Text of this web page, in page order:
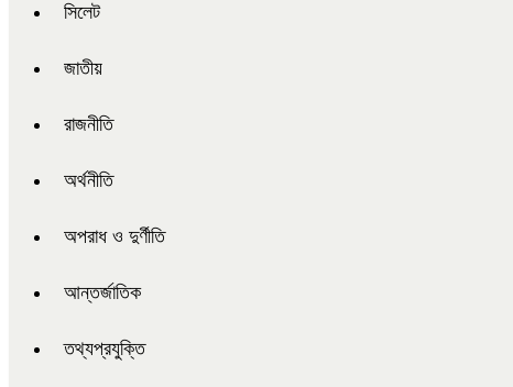
সিলেট
জাতীয়
রাজনীতি
অর্থনীতি
অপরাধ ও দুর্ণীতি
আন্তর্জাতিক
তথ্যপ্রযুক্তি